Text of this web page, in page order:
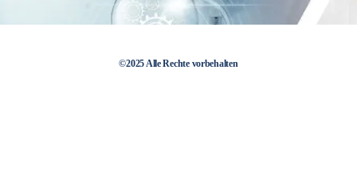
©2025 Alle Rechte vorbehalten